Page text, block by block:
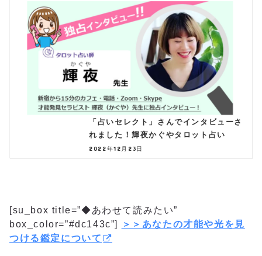
「占いセレクト」さんでインタビューさ
れました！輝夜かぐやタロット占い
2022年12月23日
[su_box title=”◆あわせて読みたい”
box_color=”#dc143c”]
＞＞あなたの才能や光を見
つける鑑定について